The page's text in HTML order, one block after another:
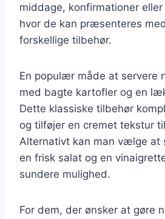
middage, konfirmationer
hvor de kan præsenteres
forskellige tilbehør.
En populær måde at servere
med bagte kartofler og en
Dette klassiske tilbehør
og tilføjer en cremet tekstur
Alternativt kan man vælge at
en frisk salat og en
sundere mulighed.
For dem, der ønsker at gøre